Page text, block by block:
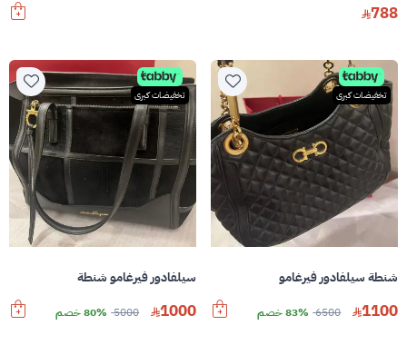
788
تخفيضات كبرى
شنطة سيلفادور فيرغامو
1100
6500 83% خصم
تخفيضات كبرى
سيلفادور فيرغامو شنطة
1000
5000 80% خصم